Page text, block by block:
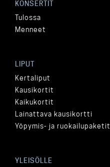
KONSERTIT
Tulossa
Menneet
LIPUT
Kertaliput
Kausikortit
Kaikukortit
Lainattava kausikortti
Yöpymis- ja ruokailupaketit
YLEISÖLLE